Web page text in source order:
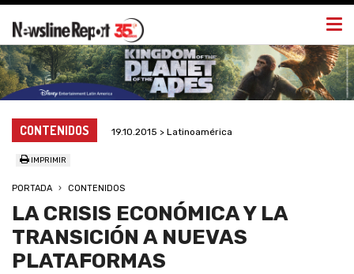
CONTENIDOS 19.10.2015 > Latinoamérica
IMPRIMIR
PORTADA CONTENIDOS
LA CRISIS ECONÓMICA Y LA
TRANSICIÓN A NUEVAS
PLATAFORMAS